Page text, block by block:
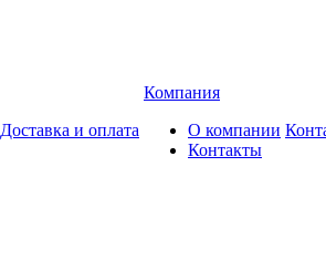
Доставка и оплата
Компания
О компании
Контакты